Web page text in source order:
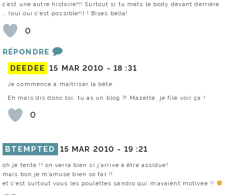
c’est une autre histoire!!! Surtout si tu mets le body devant derrière
.. (oui oui c’est possible!!) ! Bises bella!
0
RÉPONDRE
DEEDEE 15 MAR 2010 - 18 :31
Je commence à maîtriser la bête.
Eh mais dis donc toi, tu as un blog ?! Mazette, je file voir ça !
0
BTEMPTED 15 MAR 2010 - 19 :21
oh je tente !! on verra bien si j’arrive à être assidue!
mais bon je m’amuse bien so far !!
et c’est surtout vous les poulettes sandro qui m’avaient motivée !!